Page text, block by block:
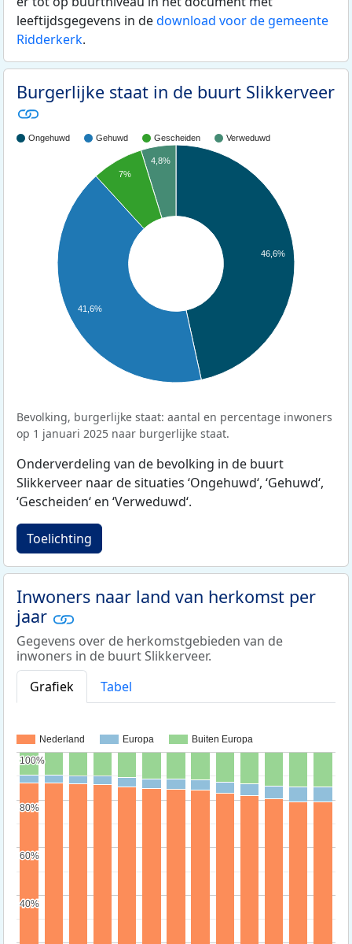
leeftijdsgegevens in dedownload voor de gemeente
Ridderkerk.
Burgerlijke staat in de buurt Slikkerveer
Ongehuwd Gehuwd Gescheiden Verweduwd
46,6%
4,8%
7%
41,6%
Bevolking, burgerlijke staat: aantal en percentage inwoners
op 1 januari 2025 naar burgerlijke staat.
Onderverdeling van de bevolking in de buurt
Slikkerveer naar de situaties ‘Ongehuwd‘, ‘Gehuwd‘,
‘Gescheiden‘ en ‘Verweduwd‘.
Toelichting
Inwoners naar land van herkomst per
jaar
Gegevens over de herkomstgebieden van de
inwoners in de buurt Slikkerveer.
Grafiek
Tabel
Nederland Europa Buiten Europa
40%
40%
60%
60%
80%
80%
100%
100%